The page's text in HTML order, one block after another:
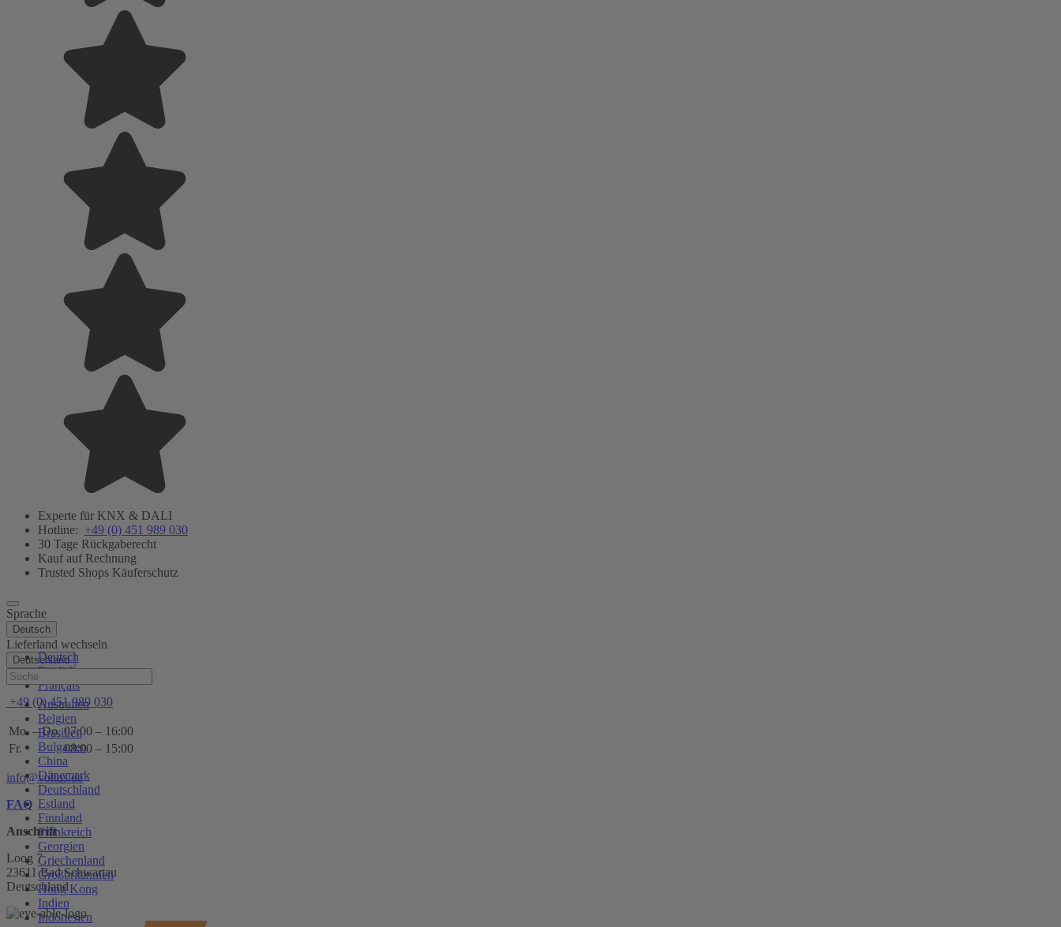
Experte für KNX & DALI
Hotline: +49 (0) 451 989 030
30 Tage Rückgaberecht
Kauf auf Rechnung
Trusted Shops Käuferschutz
Sprache
Deutsch
Deutsch
English
Français
Lieferland wechseln
Deutschland
Australien
Belgien
Brasilien
Bulgarien
China
Dänemark
Deutschland
Estland
Finnland
Frankreich
Georgien
Griechenland
Großbritannien
Hong Kong
Indien
Indonesien
Hilfe
+49 (0) 451 989 030
Mo. – Do. 07:00 – 16:00
Fr.
08:00 – 15:00
info@voltus.de
FAQ
Anschrift
Loog 7
23611 Bad Schwartau
Deutschland